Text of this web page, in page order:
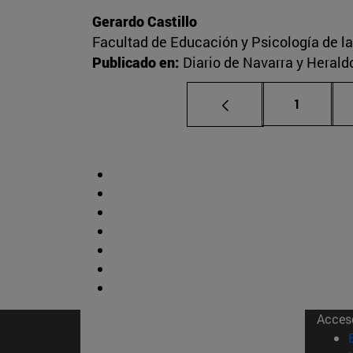
Gerardo Castillo
Facultad de Educación y Psicología de
Publicado en: Diario de Navarra y
Página
1